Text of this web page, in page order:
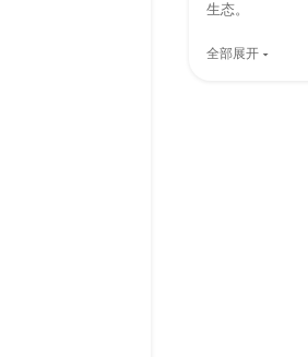
生态。
全部展开